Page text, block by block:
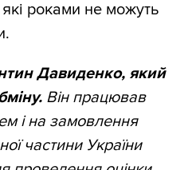
які роками не можуть
Давиденко, який
Він працював
і на замовлення
частини України